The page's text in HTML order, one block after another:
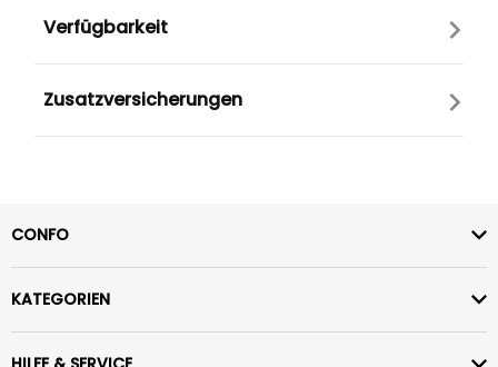
Verfügbarkeit
Zusatzversicherungen
CONFO
KATEGORIEN